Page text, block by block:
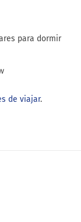
para dormir
de viajar.